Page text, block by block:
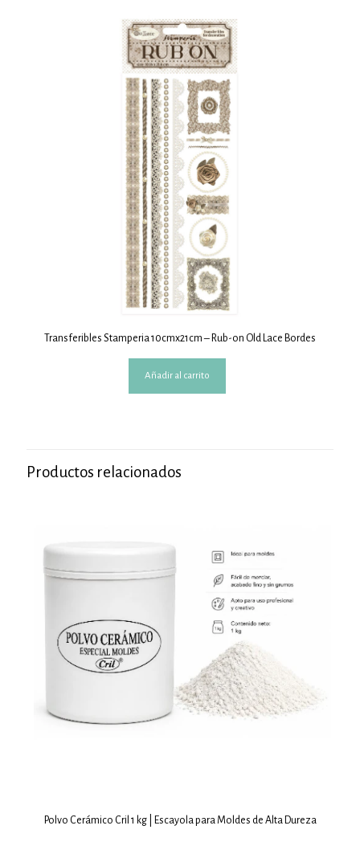
Transferibles Stamperia 10cmx21cm – Rub-on Old Lace Bordes
Añadir al carrito
Productos relacionados
Polvo Cerámico Cril 1 kg | Escayola para Moldes de Alta Dureza